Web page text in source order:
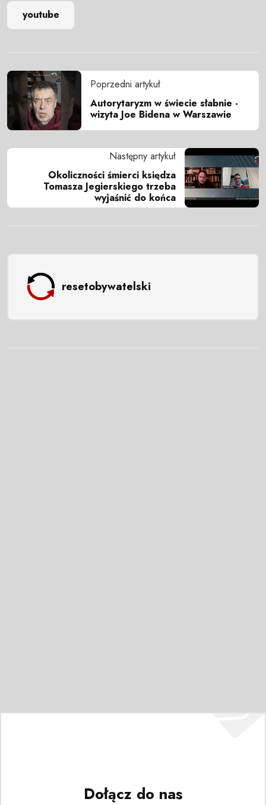
youtube
Poprzedni artykuł
Autorytaryzm w świecie słabnie -
wizyta Joe Bidena w Warszawie
Następny artykuł
Okoliczności śmierci księdza
Tomasza Jegierskiego trzeba
wyjaśnić do końca
resetobywatelski
Dołącz do nas